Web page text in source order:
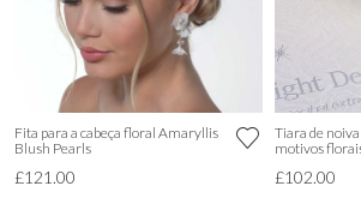
Fita para a cabeça floral Amaryllis
Blush Pearls
£121.00
Tiara de
motivos
£102.00